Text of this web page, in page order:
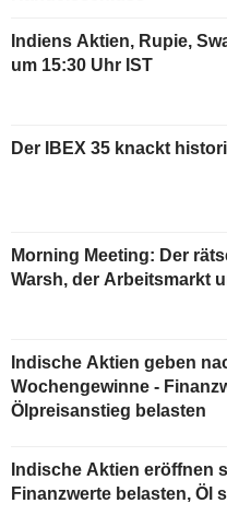
Indiens Aktien, Rupie,
um 15:30 Uhr IST
Der IBEX 35 knackt
Morning Meeting: Der
Warsh, der Arbeitsmarkt
Indische Aktien geben
Wochengewinne -
Ölpreisanstieg belasten
Indische Aktien eröffnen
Finanzwerte belasten, Öl